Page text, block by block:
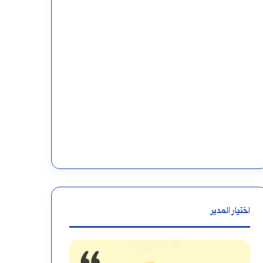
اختيار المدير
كيف إعراب